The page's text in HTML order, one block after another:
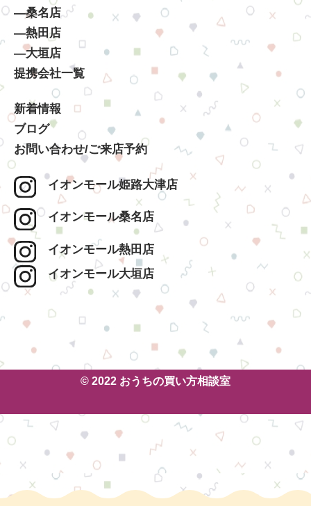
―桑名店
―熱田店
―大垣店
提携会社一覧
新着情報
ブログ
お問い合わせ/ご来店予約
イオンモール姫路大津店
イオンモール桑名店
イオンモール熱田店
イオンモール大垣店
© 2022 おうちの買い方相談室